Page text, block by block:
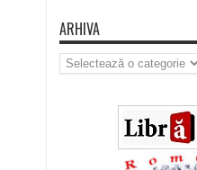
ARHIVA
Arhiva